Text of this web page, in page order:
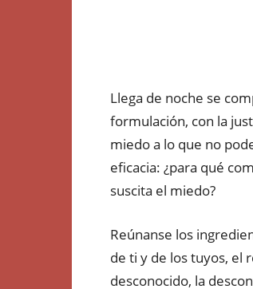
Llega de noche se
formulación, con la
miedo a lo que no
eficacia: ¿para qué
suscita el miedo?
Reúnanse los
de ti y de los tuyos, el
desconocido, la